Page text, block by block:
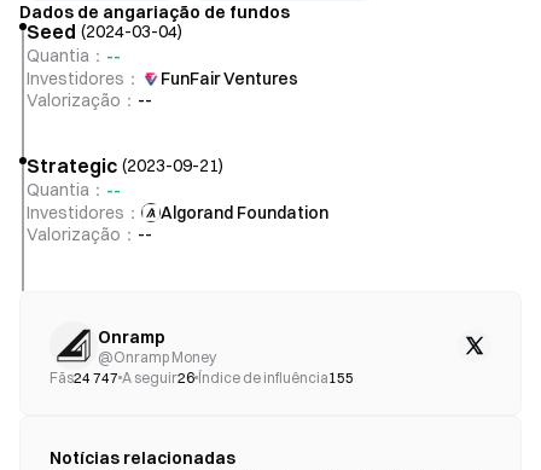
Onramp
@Onramp Money
Fãs24 747 A seguir26 Índice de influência155
Notícias relacionadas
Dados de angariação de fundos
Seed (2024-03-04)
Quantia ： --
Investidores ：
FunFair Ventures
Valorização ： --
Strategic (2023-09-21)
Quantia ： --
Investidores ：
Algorand Foundation
Valorização ： --